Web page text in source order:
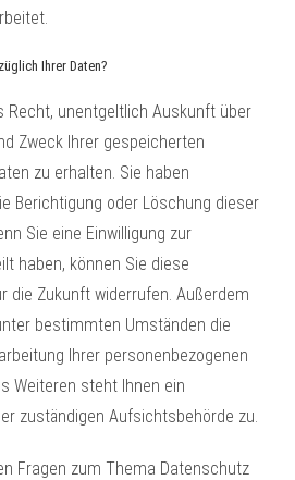
Ihrer Daten?
Recht, unentgeltlich Auskunft über
Zweck Ihrer gespeicherten
zu erhalten. Sie haben
Berichtigung oder Löschung dieser
Sie eine Einwilligung zur
haben, können Sie diese
die Zukunft widerrufen. Außerdem
bestimmten Umständen die
Ihrer personenbezogenen
Weiteren steht Ihnen ein
zuständigen Aufsichtsbehörde zu.
Fragen zum Thema Datenschutz